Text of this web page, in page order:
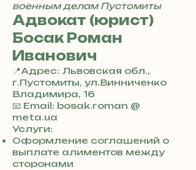
военным делам Пустомиты
Адвокат (юрист)
Босак Роман
Иванович
📍Адрес: Львовская обл.,
г.Пустомиты, ул.Винниченко
Владимира, 16
+
3
8
0
7
3
📧 Email: bosak.roman @
meta.ua
Услуги:
Оформление соглашений о
выплате алиментов между
сторонами